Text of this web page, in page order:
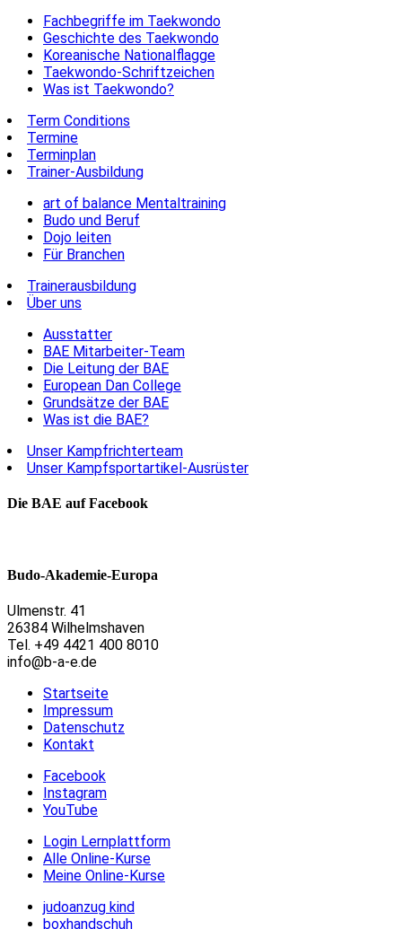
Fachbegriffe im Taekwondo
Geschichte des Taekwondo
Koreanische Nationalflagge
Taekwondo-Schriftzeichen
Was ist Taekwondo?
Term Conditions
Termine
Terminplan
Trainer-Ausbildung
art of balance Mentaltraining
Budo und Beruf
Dojo leiten
Für Branchen
Trainerausbildung
Über uns
Ausstatter
BAE Mitarbeiter-Team
Die Leitung der BAE
European Dan College
Grundsätze der BAE
Was ist die BAE?
Unser Kampfrichterteam
Unser Kampfsportartikel-Ausrüster
Die BAE auf Facebook
Budo-Akademie-Europa
Ulmenstr. 41
26384 Wilhelmshaven
Tel. +49 4421 400 8010
info@b-a-e.de
Startseite
Impressum
Datenschutz
Kontakt
Facebook
Instagram
YouTube
Login Lernplattform
Alle Online-Kurse
Meine Online-Kurse
judoanzug kind
boxhandschuh